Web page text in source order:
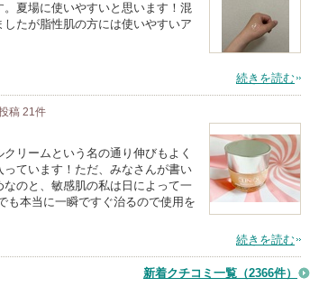
夏場に使いやすいと思います！混
たが脂性肌の方には使いやすいア
続きを読む
稿 21件
リームという名の通り伸びもよく
ています！ただ、みなさんが書い
のと、敏感肌の私は日によって一
も本当に一瞬ですぐ治るので使用を
続きを読む
新着クチコミ一覧 （2366件）